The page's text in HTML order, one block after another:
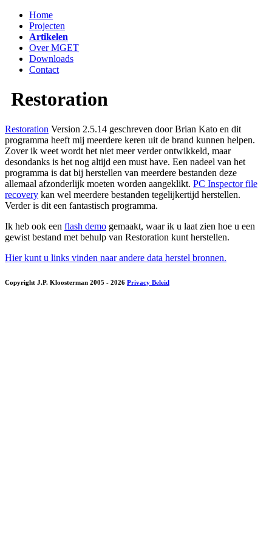
Home
Projecten
Artikelen
Over MGET
Downloads
Contact
Restoration
Restoration Version 2.5.14 geschreven door Brian Kato en dit
programma heeft mij meerdere keren uit de brand kunnen helpen.
Zover ik weet wordt het niet meer verder ontwikkeld, maar
desondanks is het nog altijd een must have. Een nadeel van het
programma is dat bij herstellen van meerdere bestanden deze
allemaal afzonderlijk moeten worden aangeklikt. PC Inspector file
recovery kan wel meerdere bestanden tegelijkertijd herstellen.
Verder is dit een fantastisch programma.
Ik heb ook een flash demo gemaakt, waar ik u laat zien hoe u een
gewist bestand met behulp van Restoration kunt herstellen.
Hier kunt u links vinden naar andere data herstel bronnen.
Copyright J.P. Kloosterman 2005 - 2026 Privacy Beleid